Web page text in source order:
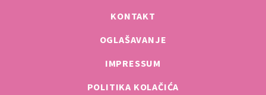
KONTAKT
OGLAŠAVANJE
IMPRESSUM
POLITIKA KOLAČIĆA